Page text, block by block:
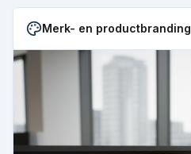
Merk- en productbranding